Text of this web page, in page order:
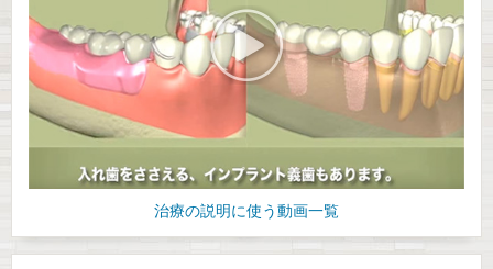
治療の説明に使う動画一覧